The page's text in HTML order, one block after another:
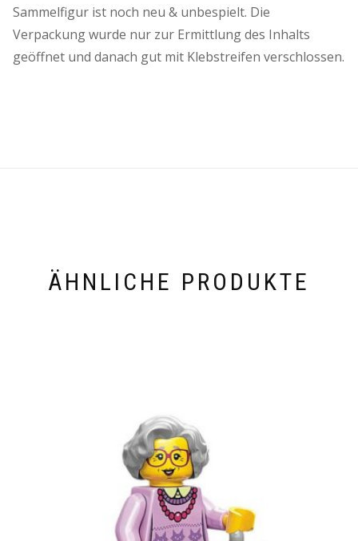
Sammelfigur ist noch neu & unbespielt. Die
Verpackung wurde nur zur Ermittlung des Inhalts
geöffnet und danach gut mit Klebstreifen verschlossen.
ÄHNLICHE PRODUKTE